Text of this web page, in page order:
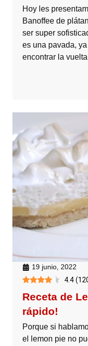
Hoy les
Banoffee de
ser super
es una pavada,
encontrar la
19 junio, 2022
4.4 (
Receta de
rápido!
Porque si
el lemon pie no